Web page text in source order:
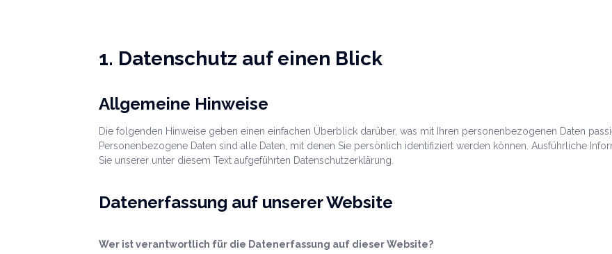
1. Datenschutz auf einen Blick
Allgemeine Hinweise
Die folgenden Hinweise geben einen einfachen Überblick darüber, was mit Ihren personenbezogenen Daten
Personenbezogene Daten sind alle Daten, mit denen Sie persönlich identifiziert werden können. Ausführliche
Sie unserer unter diesem Text aufgeführten Datenschutzerklärung.
Datenerfassung auf unserer Website
Wer ist verantwortlich für die Datenerfassung auf dieser Website?